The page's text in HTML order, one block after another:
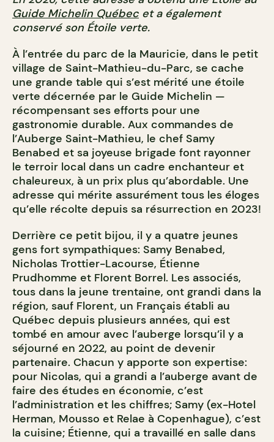
Guide Michelin Québec et a également
conservé son Étoile verte.
À l’entrée du parc de la Mauricie, dans le petit
village de Saint-Mathieu-du-Parc, se cache
une grande table qui s’est mérité une étoile
verte décernée par le Guide Michelin —
récompensant ses efforts pour une
gastronomie durable. Aux commandes de
l’Auberge Saint-Mathieu, le chef Samy
Benabed et sa joyeuse brigade font rayonner
le terroir local dans un cadre enchanteur et
chaleureux, à un prix plus qu’abordable. Une
adresse qui mérite assurément tous les éloges
qu’elle récolte depuis sa résurrection en 2023!
Derrière ce petit bijou, il y a quatre jeunes
gens fort sympathiques: Samy Benabed,
Nicholas Trottier-Lacourse, Étienne
Prudhomme et Florent Borrel. Les associés,
tous dans la jeune trentaine, ont grandi dans la
région, sauf Florent, un Français établi au
Québec depuis plusieurs années, qui est
tombé en amour avec l’auberge lorsqu’il y a
séjourné en 2022, au point de devenir
partenaire. Chacun y apporte son expertise:
pour Nicolas, qui a grandi a l’auberge avant de
faire des études en économie, c’est
l’administration et les chiffres; Samy (ex-Hotel
Herman, Mousso et Relae à Copenhague), c’est
la cuisine; Étienne, qui a travaillé en salle dans